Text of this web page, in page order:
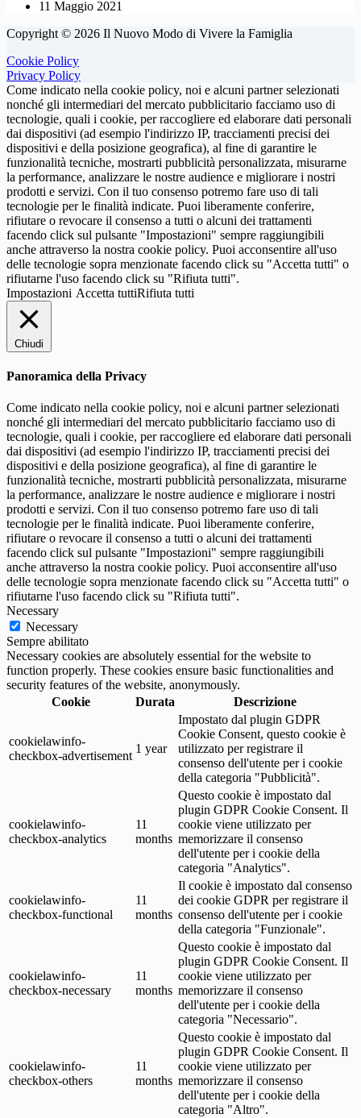
11 Maggio 2021
Copyright © 2026 Il Nuovo Modo di Vivere la Famiglia
Cookie Policy
Privacy Policy
Come indicato nella cookie policy, noi e alcuni partner selezionati
nonché gli intermediari del mercato pubblicitario facciamo uso di
tecnologie, quali i cookie, per raccogliere ed elaborare dati personali
dai dispositivi (ad esempio l'indirizzo IP, tracciamenti precisi dei
dispositivi e della posizione geografica), al fine di garantire le
funzionalità tecniche, mostrarti pubblicità personalizzata, misurarne
la performance, analizzare le nostre audience e migliorare i nostri
prodotti e servizi. Con il tuo consenso potremo fare uso di tali
tecnologie per le finalità indicate. Puoi liberamente conferire,
rifiutare o revocare il consenso a tutti o alcuni dei trattamenti
facendo click sul pulsante "Impostazioni" sempre raggiungibili
anche attraverso la nostra cookie policy. Puoi acconsentire all'uso
delle tecnologie sopra menzionate facendo click su "Accetta tutti" o
rifiutarne l'uso facendo click su "Rifiuta tutti".
Impostazioni Accetta tuttiRifiuta tutti
Chiudi
Panoramica della Privacy
Come indicato nella cookie policy, noi e alcuni partner selezionati
nonché gli intermediari del mercato pubblicitario facciamo uso di
tecnologie, quali i cookie, per raccogliere ed elaborare dati personali
dai dispositivi (ad esempio l'indirizzo IP, tracciamenti precisi dei
dispositivi e della posizione geografica), al fine di garantire le
funzionalità tecniche, mostrarti pubblicità personalizzata, misurarne
la performance, analizzare le nostre audience e migliorare i nostri
prodotti e servizi. Con il tuo consenso potremo fare uso di tali
tecnologie per le finalità indicate. Puoi liberamente conferire,
rifiutare o revocare il consenso a tutti o alcuni dei trattamenti
facendo click sul pulsante "Impostazioni" sempre raggiungibili
anche attraverso la nostra cookie policy. Puoi acconsentire all'uso
delle tecnologie sopra menzionate facendo click su "Accetta tutti" o
rifiutarne l'uso facendo click su "Rifiuta tutti".
Necessary
Necessary
Sempre abilitato
Necessary cookies are absolutely essential for the website to
function properly. These cookies ensure basic functionalities and
security features of the website, anonymously.
Cookie
Durata Descrizione
cookielawinfo-
checkbox-advertisement
1 year
Impostato dal plugin GDPR
Cookie Consent, questo cookie è
utilizzato per registrare il
consenso dell'utente per i cookie
della categoria "Pubblicità".
cookielawinfo-
checkbox-analytics
11
months
Questo cookie è impostato dal
plugin GDPR Cookie Consent. Il
cookie viene utilizzato per
memorizzare il consenso
dell'utente per i cookie della
categoria "Analytics".
cookielawinfo-
checkbox-functional
11
months
Il cookie è impostato dal consenso
dei cookie GDPR per registrare il
consenso dell'utente per i cookie
della categoria "Funzionale".
cookielawinfo-
checkbox-necessary
11
months
Questo cookie è impostato dal
plugin GDPR Cookie Consent. Il
cookie viene utilizzato per
memorizzare il consenso
dell'utente per i cookie della
categoria "Necessario".
cookielawinfo-
checkbox-others
11
months
Questo cookie è impostato dal
plugin GDPR Cookie Consent. Il
cookie viene utilizzato per
memorizzare il consenso
dell'utente per i cookie della
categoria "Altro".